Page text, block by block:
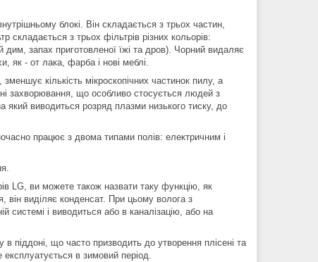
блокі. Він складається з трьох частин,
складається з трьох фільтрів різних кольорів:
дим, запах приготовленої їжі та дров). Чорний видаляє
як - от лака, фарба і нові меблі.
кількість мікроскопічних частинок пилу, а
захворювання, що особливо стосується людей з
виводиться розряд плазми низького тиску, до
працює з двома типами полів: електричним і
LG, ви можете також назвати таку функцію, як
виділяє конденсат. При цьому волога з
системі і виводиться або в каналізацію, або на
піддоні, що часто призводить до утворення плісені та
в зимовий період.